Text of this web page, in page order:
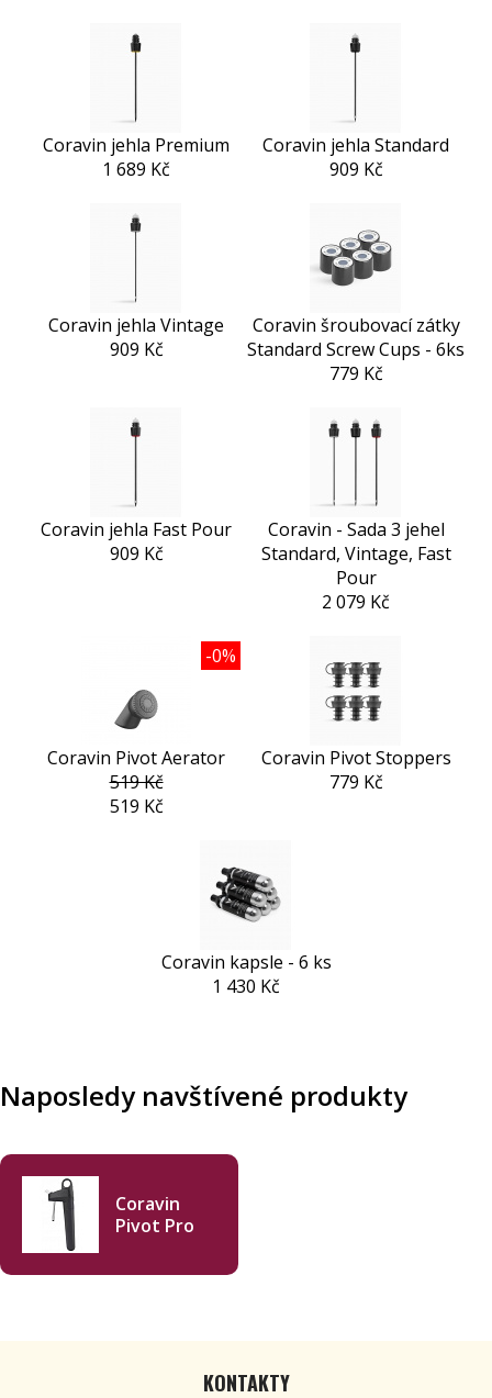
Coravin jehla Premium
1 689 Kč
Coravin jehla Standard
909 Kč
Coravin jehla Vintage
909 Kč
Coravin šroubovací zátky
Standard Screw Cups - 6ks
779 Kč
Coravin jehla Fast Pour
909 Kč
Coravin - Sada 3 jehel
Standard, Vintage, Fast
Pour
2 079 Kč
Coravin Pivot Aerator
-0%
519 Kč
519 Kč
Coravin Pivot Stoppers
779 Kč
Coravin kapsle - 6 ks
1 430 Kč
Naposledy navštívené produkty
Coravin
Pivot Pro
KONTAKTY